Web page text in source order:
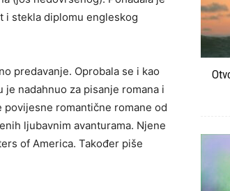
i stekla diplomu engleskog
predavanje. Oprobala se i kao
nadahnuo za pisanje romana i
povijesne romantične romane od
ljubavnim avanturama. Njene
of America. Također piše